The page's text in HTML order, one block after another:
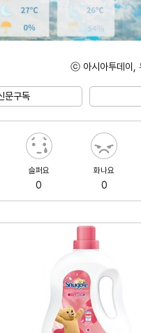
ⓒ 아시아투데이,
문구독
슬퍼요
0
화나요
0